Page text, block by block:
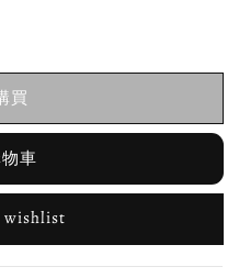
買
車
wishlist